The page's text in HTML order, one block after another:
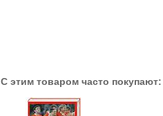
С этим товаром часто покупают: